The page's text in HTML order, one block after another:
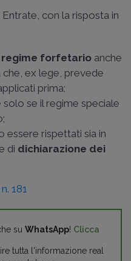
con la risposta in
regime forfetario anche
che, ex lege, prevede
prima;
solo se il regime speciale
essere rispettati sia in
di dichiarazione dei
181
su WhatsApp! Clicca
tutta l'informazione real